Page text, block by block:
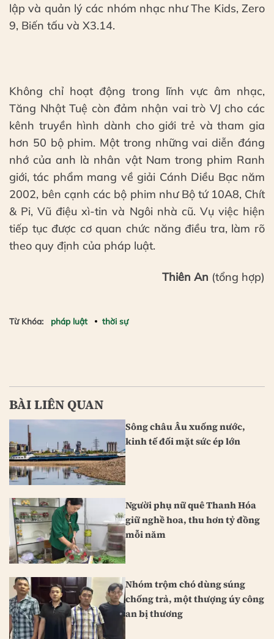
lập và quản lý các nhóm nhạc như The Kids, Zero
9, Biến tấu và X3.14.
Không chỉ hoạt động trong lĩnh vực âm nhạc,
Tăng Nhật Tuệ còn đảm nhận vai trò VJ cho các
kênh truyền hình dành cho giới trẻ và tham gia
hơn 50 bộ phim. Một trong những vai diễn đáng
nhớ của anh là nhân vật Nam trong phim Ranh
giới, tác phẩm mang về giải Cánh Diều Bạc năm
2002, bên cạnh các bộ phim như Bộ tứ 10A8, Chít
& Pi, Vũ điệu xì-tin và Ngôi nhà cũ. Vụ việc hiện
tiếp tục được cơ quan chức năng điều tra, làm rõ
theo quy định của pháp luật.
Thiên An (tổng hợp)
Từ Khóa: pháp luật thời sự
BÀI LIÊN QUAN
Sông châu Âu xuống nước,
kinh tế đối mặt sức ép lớn
Người phụ nữ quê Thanh Hóa
giữ nghề hoa, thu hơn tỷ đồng
mỗi năm
Nhóm trộm chó dùng súng
chống trả, một thượng úy công
an bị thương